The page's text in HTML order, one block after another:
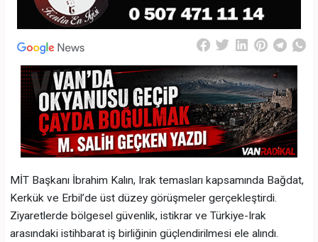
MİT Başkanı İbrahim Kalın, Irak temasları kapsamında Bağdat,
Kerkük ve Erbil’de üst düzey görüşmeler gerçekleştirdi.
Ziyaretlerde bölgesel güvenlik, istikrar ve Türkiye-Irak
arasındaki istihbarat iş birliğinin güçlendirilmesi ele alındı.